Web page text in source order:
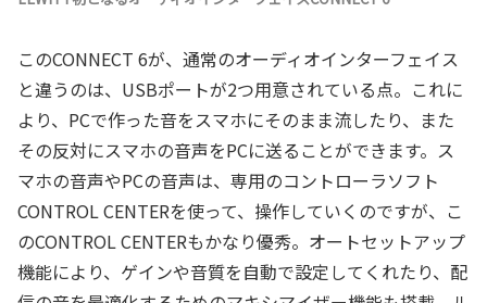
このCONNECT 6が、通常のオーディオインターフェイス
と違うのは、USBポートが2つ用意されている点。これに
より、PCで作った音をスマホにそのまま流したり、また
その反対にスマホの音声をPCに送ることができます。ス
マホの音声やPCの音声は、専用のコントローラソフト
CONTROL CENTERを使って、操作していくのですが、こ
のCONTROL CENTERもかなり優秀。オートセットアップ
機能により、ゲインや音質を自動で設定してくれたり、配